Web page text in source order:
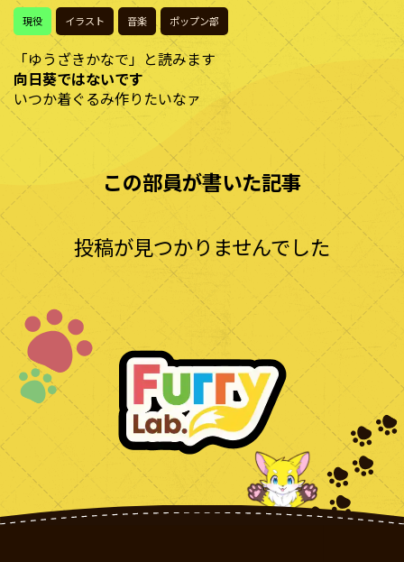
現役 イラスト 音楽 ポップン部
「ゆうざきかなで」と読みます
向日葵ではないです
いつか着ぐるみ作りたいなァ
この部員が書いた記事
投稿が見つかりませんでした